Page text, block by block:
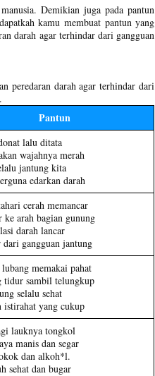
Demikian juga pada pantun
kamu membuat pantun yang
darah agar terhindar dari gangguan
peredaran darah agar terhindar dari
Pantun
lalu ditata
wajahnya merah
jantung kita
edarkan darah
cerah memancar
ke arah bagian gunung
darah lancar
gangguan jantung
memakai pahat
tidur sambil telungkup
selalu sehat
istirahat yang cukup
lauknya tongkol
manis dan segar
dan alkoh*l.
sehat dan bugar